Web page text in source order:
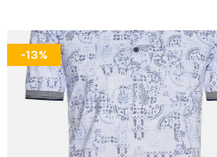
-13%